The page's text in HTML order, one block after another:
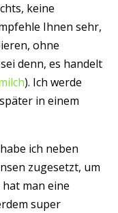
keine
Ihnen sehr,
ohne
denn, es handelt
). Ich werde
in einem
ich neben
zugesetzt, um
man eine
super